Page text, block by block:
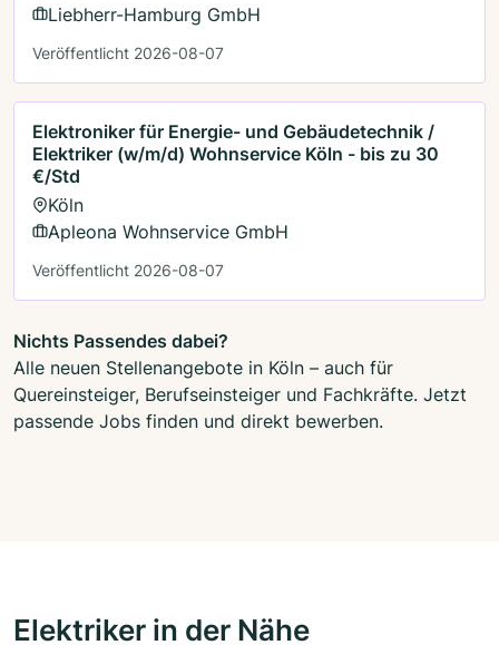
Liebherr-Hamburg GmbH
Veröffentlicht 2026-08-07
Elektroniker für Energie- und Gebäudetechnik /
Elektriker (w/m/d) Wohnservice Köln - bis zu 30
€/Std
Köln
Apleona Wohnservice GmbH
Veröffentlicht 2026-08-07
Nichts Passendes dabei?
Alle neuen Stellenangebote in Köln – auch für
Quereinsteiger, Berufseinsteiger und Fachkräfte. Jetzt
passende Jobs finden und direkt bewerben.
Elektriker in der Nähe